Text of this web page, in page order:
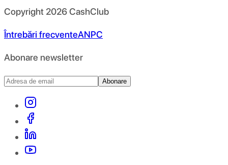
Copyright 2026CashClub
Întrebări frecventeANPC
Abonare newsletter
Abonare